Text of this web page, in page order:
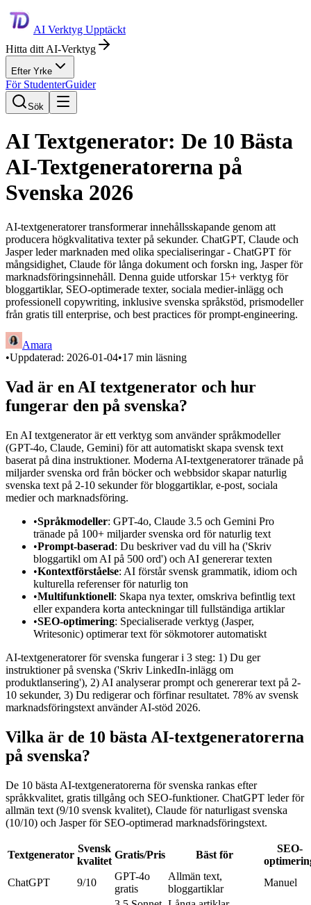
AI Verktyg Upptäckt
Hitta ditt AI-Verktyg
Efter Yrke
För StudenterGuider
Sök
AI Textgenerator: De 10 Bästa
AI-Textgeneratorerna på
Svenska 2026
AI-textgeneratorer transformerar innehållsskapande genom att
producera högkvalitativa texter på sekunder. ChatGPT, Claude och
Jasper leder marknaden med olika specialiseringar - ChatGPT för
mångsidighet, Claude för långa dokument och forskn ing, Jasper för
marknadsföringsinnehåll. Denna guide utforskar 15+ verktyg för
bloggartiklar, SEO-optimerade texter, sociala medier-inlägg och
professionell copywriting, inklusive svenska språkstöd, prismodeller
från gratis till enterprise, och best practices för prompt-engineering.
Amara
•Uppdaterad: 2026-01-04•17 min läsning
Vad är en AI textgenerator och hur
fungerar den på svenska?
En AI textgenerator är ett verktyg som använder språkmodeller
(GPT-4o, Claude, Gemini) för att automatiskt skapa svensk text
baserat på dina instruktioner. Moderna AI-textgeneratorer tränade på
miljarder svenska ord från böcker och webbsidor skapar naturlig
svenska text på 2-10 sekunder för bloggartiklar, e-post, sociala
medier och marknadsföring.
•Språkmodeller: GPT-4o, Claude 3.5 och Gemini Pro
tränade på 100+ miljarder svenska ord för naturlig text
•Prompt-baserad: Du beskriver vad du vill ha ('Skriv
bloggartikl om AI på 500 ord') och AI genererar texten
•Kontextförståelse: AI förstår svensk grammatik, idiom och
kulturella referenser för naturlig ton
•Multifunktionell: Skapa nya texter, omskriva befintlig text
eller expandera korta anteckningar till fullständiga artiklar
•SEO-optimering: Specialiserade verktyg (Jasper,
Writesonic) optimerar text för sökmotorer automatiskt
AI-textgeneratorer för svenska fungerar i 3 steg: 1) Du ger
instruktioner på svenska ('Skriv LinkedIn-inlägg om
produktlansering'), 2) AI analyserar prompt och genererar text på 2-
10 sekunder, 3) Du redigerar och förfinar resultatet. 78% av svensk
marknadsföringstext använder AI-stöd 2026.
Vilka är de 10 bästa AI-textgeneratorerna
på svenska?
De 10 bästa AI-textgeneratorerna för svenska rankas efter
språkkvalitet, gratis tillgång och SEO-funktioner. ChatGPT leder för
allmän text (9/10 svensk kvalitet), Claude för naturligast svenska
(10/10) och Jasper för SEO-optimerad marknadsföringstext.
Textgenerator
Svensk
kvalitet
Gratis/Pris Bäst för
SEO-
ChatGPT
9/10
GPT-4o
gratis
Allmän text,
bloggartiklar
Manuel